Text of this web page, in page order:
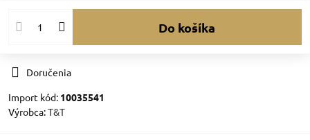
Do košíka
Doručenia
Import kód: 10035541
Výrobca:T&T